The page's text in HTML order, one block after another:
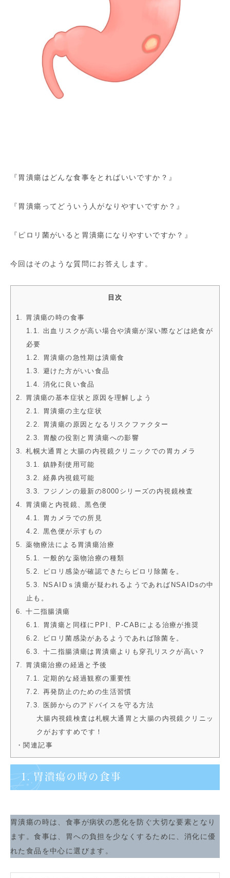
『胃潰瘍はどんな食事をとればいいですか？』
『胃潰瘍ってどういう人がなりやすいですか？』
『ピロリ菌がいると胃潰瘍になりやすいですか？』
今回はそのような質問にお答えします。
目次
1. 胃潰瘍の時の食事
1.1. 出血リスクが高い場合や潰瘍が深い際などは絶食が
必要
1.2. 胃潰瘍の急性期は潰瘍食
1.3. 避けた方がいい食品
1.4. 消化に良い食品
2. 胃潰瘍の基本症状と原因を理解しよう
2.1. 胃潰瘍の主な症状
2.2. 胃潰瘍の原因となるリスクファクター
2.3. 胃酸の役割と胃潰瘍への影響
3. 札幌大通胃と大腸の内視鏡クリニックでの胃カメラ
3.1. 鎮静剤使用可能
3.2. 経鼻内視鏡可能
3.3. フジノンの最新の8000シリーズの内視鏡検査
4. 胃潰瘍と内視鏡、黒色便
4.1. 胃カメラでの所見
4.2. 黒色便が示すもの
5. 薬物療法による胃潰瘍治療
5.1. 一般的な薬物治療の種類
5.2. ピロリ感染が確認できたらピロリ除菌を。
5.3. NSAIDｓ潰瘍が疑われるようであればNSAIDsの中
止も。
6. 十二指腸潰瘍
6.1. 胃潰瘍と同様にPPI、P-CABによる治療が推奨
6.2. ピロリ菌感染があるようであれば除菌を。
6.3. 十二指腸潰瘍は胃潰瘍よりも穿孔リスクが高い？
7. 胃潰瘍治療の経過と予後
7.1. 定期的な経過観察の重要性
7.2. 再発防止のための生活習慣
7.3. 医師からのアドバイスを守る方法
大腸内視鏡検査は札幌大通胃と大腸の内視鏡クリニッ
クがおすすめです！
・関連記事
1. 胃潰瘍の時の食事
胃潰瘍の時は、食事が病状の悪化を防ぐ大切な要素となり
ます。食事は、胃への負担を少なくするために、消化に優
れた食品を中心に選びます。